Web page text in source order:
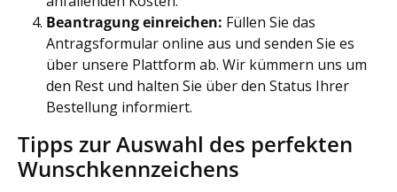
Beantragung einreichen: Füllen Sie das
Antragsformular online aus und senden Sie es
über unsere Plattform ab. Wir kümmern uns um
den Rest und halten Sie über den Status Ihrer
Bestellung informiert.
Tipps zur Auswahl des perfekten
Wunschkennzeichens